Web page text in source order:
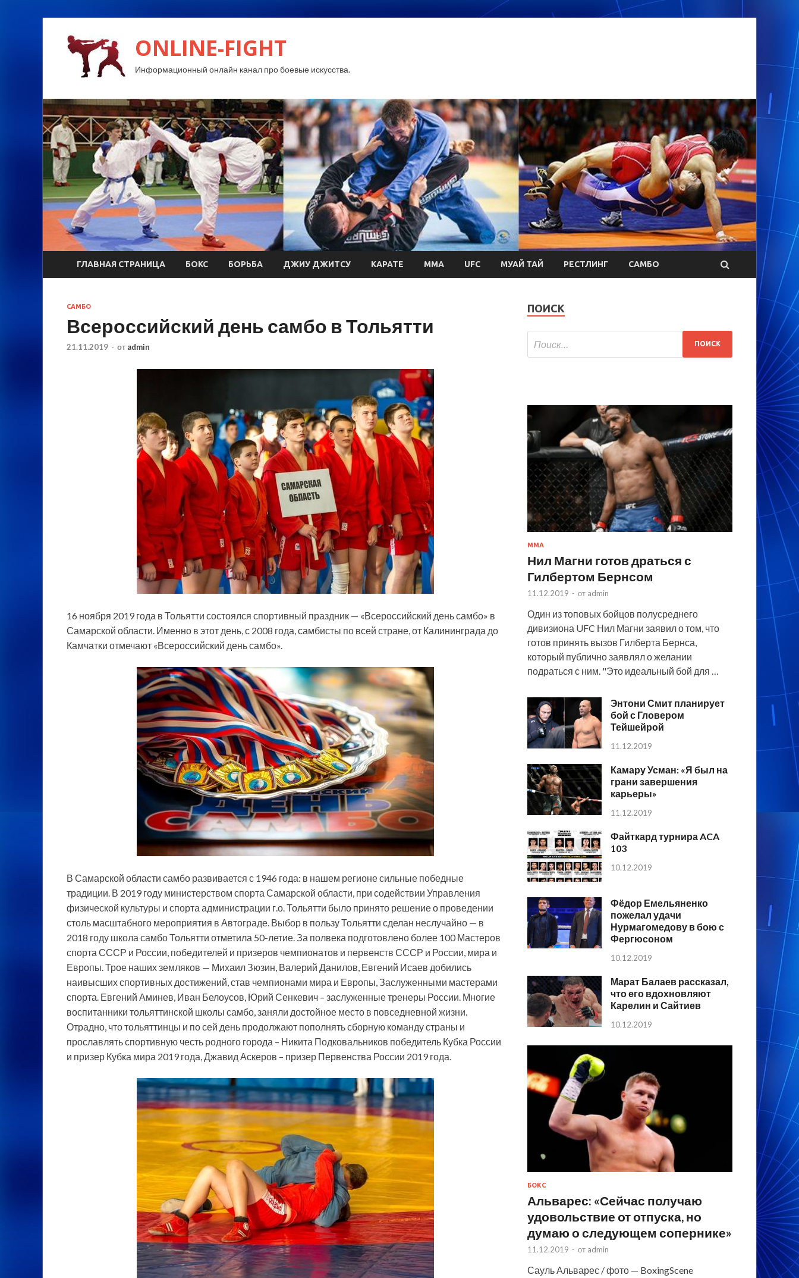
ONLINE-FIGHT
Информационный онлайн канал про боевые искусства.
ГЛАВНАЯ СТРАНИЦА БОКС БОРЬБА ДЖИУ ДЖИТСУ КАРАТЕ MMA UFC МУАЙ ТАЙ РЕСТЛИНГ САМБО
САМБО
Всероссийский день самбо в Тольятти
21.11.2019 - от admin
16 ноября 2019 года в Тольятти состоялся спортивный праздник — «Всероссийский день самбо» в
Самарской области. Именно в этот день, с 2008 года, самбисты по всей стране, от Калининграда до
Камчатки отмечают «Всероссийский день самбо».
В Самарской области самбо развивается с 1946 года: в нашем регионе сильные победные
традиции. В 2019 году министерством спорта Самарской области, при содействии Управления
физической культуры и спорта администрации г.о. Тольятти было принято решение о проведении
столь масштабного мероприятия в Автограде. Выбор в пользу Тольятти сделан неслучайно — в
2018 году школа самбо Тольятти отметила 50-летие. За полвека подготовлено более 100 Мастеров
спорта СССР и России, победителей и призеров чемпионатов и первенств СССР и России, мира и
Европы. Трое наших земляков — Михаил Зюзин, Валерий Данилов, Евгений Исаев добились
наивысших спортивных достижений, став чемпионами мира и Европы, Заслуженными мастерами
спорта. Евгений Аминев, Иван Белоусов, Юрий Сенкевич – заслуженные тренеры России. Многие
воспитанники тольяттинской школы самбо, заняли достойное место в повседневной жизни.
Отрадно, что тольяттинцы и по сей день продолжают пополнять сборную команду страны и
прославлять спортивную честь родного города – Никита Подковальников победитель Кубка России
и призер Кубка мира 2019 года, Джавид Аскеров – призер Первенства России 2019 года.
ПОИСК
MMA
Нил Магни готов драться с
Гилбертом Бернсом
11.12.2019 - от admin
Один из топовых бойцов полусреднего
дивизиона UFC Нил Магни заявил о том, что
готов принять вызов Гилберта Бернса,
который публично заявлял о желании
подраться с ним. "Это идеальный бой для …
Энтони Смит планирует
бой с Гловером
Тейшейрой
11.12.2019
Камару Усман: «Я был на
грани завершения
карьеры»
11.12.2019
Файткард турнира ACA
103
10.12.2019
Фёдор Емельяненко
пожелал удачи
Нурмагомедову в бою с
Фергюсоном
10.12.2019
Марат Балаев рассказал,
что его вдохновляют
Карелин и Сайтиев
10.12.2019
БОКС
Альварес: «Сейчас получаю
удовольствие от отпуска, но
думаю о следующем сопернике»
11.12.2019 - от admin
Сауль Альварес / фото — BoxingScene